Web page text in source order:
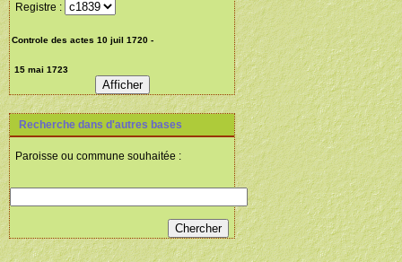
Registre :
Recherche dans d'autres bases
Paroisse ou commune souhaitée :